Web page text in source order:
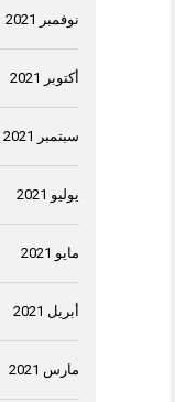
نوفمبر 2021
أكتوبر 2021
سبتمبر 2021
يوليو 2021
مايو 2021
أبريل 2021
مارس 2021